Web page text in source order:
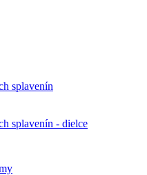
splavenín
splavenín - dielce